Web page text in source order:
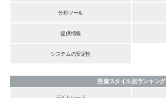
分析ツール
提供情報
システムの安定性
投資スタイル別ランキング